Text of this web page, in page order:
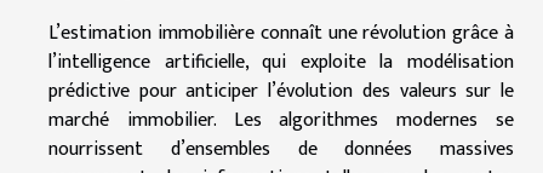
L’estimation immobilière connaît une révolution grâce à
l’intelligence artificielle, qui exploite la modélisation
prédictive pour anticiper l’évolution des valeurs sur le
marché immobilier. Les algorithmes modernes se
nourrissent d’ensembles de données massives